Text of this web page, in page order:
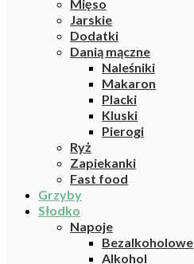
Mięso
Jarskie
Dodatki
Danią mączne
Naleśniki
Makaron
Placki
Kluski
Pierogi
Ryż
Zapiekanki
Fast food
Grzyby
Słodko
Napoje
Bezalkoholowe
Alkohol